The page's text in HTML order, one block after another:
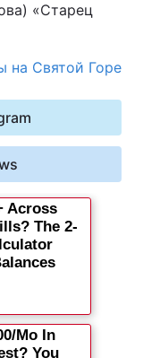
«Старец
на Святой Горе